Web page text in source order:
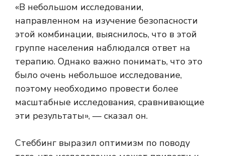
«В небольшом исследовании,
направленном на изучение безопасности
этой комбинации, выяснилось, что в этой
группе населения наблюдался ответ на
терапию. Однако важно понимать, что это
было очень небольшое исследование,
поэтому необходимо провести более
масштабные исследования, сравнивающие
эти результаты», — сказал он.
Стеббинг выразил оптимизм по поводу